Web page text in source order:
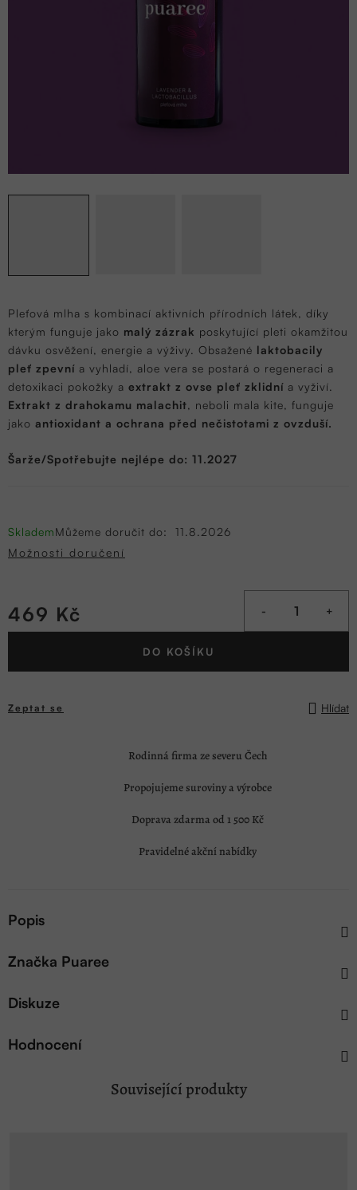
Pleťová mlha s kombinací aktivních přírodních látek, díky
kterým funguje jako malý zázrak poskytující pleti okamžitou
dávku osvěžení, energie a výživy. Obsažené laktobacily
pleť zpevní a vyhladí, aloe vera se postará o regeneraci a
detoxikaci pokožky a extrakt z ovse pleť zklidní a vyživí.
Extrakt z drahokamu malachit, neboli mala kite, funguje
jako antioxidant a ochrana před nečistotami z ovzduší.
Šarže/Spotřebujte nejlépe do: 11.2027
SklademMůžeme doručit do:
11.8.2026
Možnosti doručení
469 Kč
Měrná
DO KOŠÍKU
Zeptat se Hlídat
Rodinná firma ze severu Čech
Propojujeme suroviny a výrobce
Doprava zdarma od 1 500 Kč
Pravidelné akční nabídky
Popis
Značka Puaree
Diskuze
Hodnocení
Související produkty